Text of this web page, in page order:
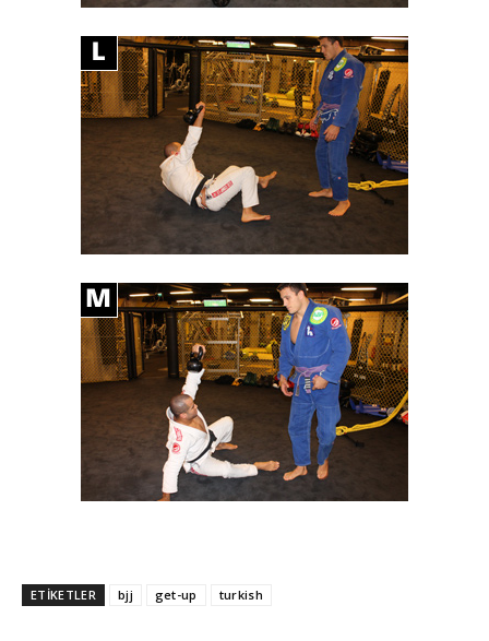
ETİKETLER bjj get-up turkish